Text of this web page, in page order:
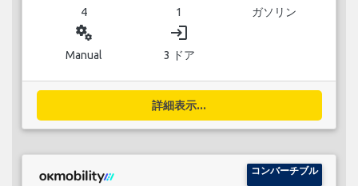
4 1 ガソリン
miscellaneous_services
Manual
login
3 ドア
詳細表示...
コンバーチブル